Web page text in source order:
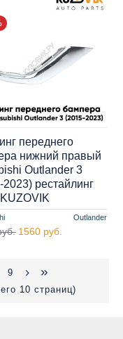
Outlander
переднего
нижний правый
Outlander 3
2023) рестайлинг
1560 руб.
9
10 страниц)